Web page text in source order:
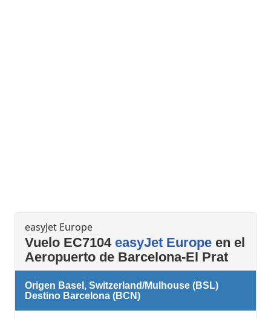
easyJet Europe
Vuelo EC7104 easyJet Europe en el
Aeropuerto de Barcelona-El Prat
Origen Basel, Switzerland/Mulhouse (BSL)
Destino Barcelona (BCN)